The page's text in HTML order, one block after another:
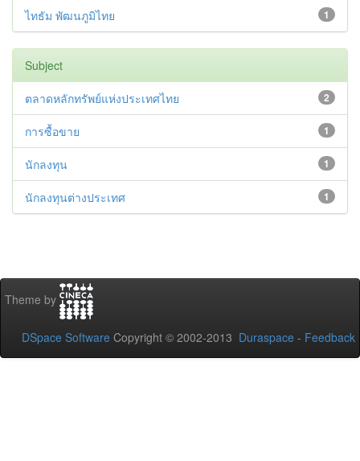
1
ไทธัม พัฒนภูมิไทย
Subject
2
ตลาดหลักทรัพย์แห่งประเทศไทย
1
การซื้อขาย
1
นักลงทุน
1
นักลงทุนต่างประเทศ
Theme by
DSpace Software Copyright © 2002-2013 Duraspace - Feedback